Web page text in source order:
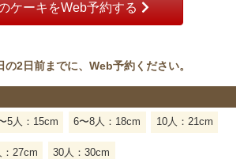
ケーキをWeb予約する
の2日前までに、Web予約ください。
5人：15cm 6〜8人：18cm 10人：21cm
：27cm 30人：30cm